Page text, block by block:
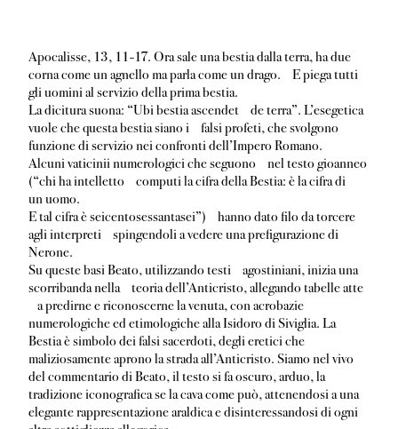
Apocalisse, 13, 11-17. Ora sale una bestia dalla terra, ha due
corna come un agnello ma parla come un drago. E piega tutti
gli uomini al servizio della prima bestia.
La dicitura suona: “Ubi bestia ascendet de terra”. L’esegetica
vuole che questa bestia siano i falsi profeti, che svolgono
funzione di servizio nei confronti dell’Impero Romano.
Alcuni vaticinii numerologici che seguono nel testo gioanneo
(“chi ha intelletto computi la cifra della Bestia: è la cifra di
un uomo.
E tal cifra è seicentosessantasei”) hanno dato filo da torcere
agli interpreti spingendoli a vedere una prefigurazione di
Nerone.
Su queste basi Beato, utilizzando testi agostiniani, inizia una
scorribanda nella teoria dell’Anticristo, allegando tabelle atte
a predirne e riconoscerne la venuta, con acrobazie
numerologiche ed etimologiche alla Isidoro di Siviglia. La
Bestia è simbolo dei falsi sacerdoti, degli eretici che
maliziosamente aprono la strada all’Anticristo. Siamo nel vivo
del commentario di Beato, il testo si fa oscuro, arduo, la
tradizione iconografica se la cava come può, attenendosi a una
elegante rappresentazione araldica e disinteressandosi di ogni